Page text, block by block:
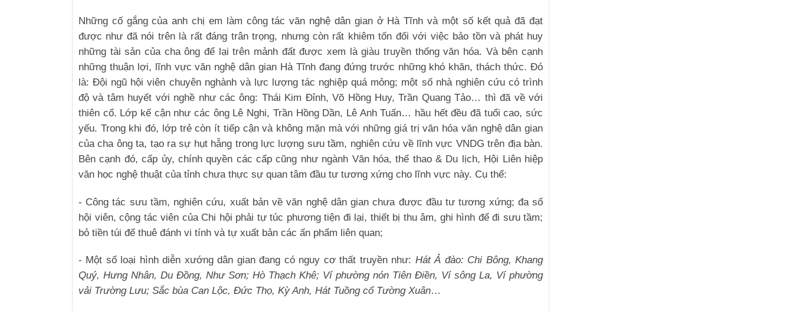
Những cố gắng của anh chị em làm công tác văn nghệ dân gian ở Hà Tĩnh và một số kết quả đã đạt
được như đã nói trên là rất đáng trân trọng, nhưng còn rất khiêm tốn đối với việc bảo tồn và phát huy
những tài sản của cha ông để lại trên mảnh đất được xem là giàu truyền thống văn hóa. Và bên cạnh
những thuận lợi, lĩnh vực văn nghệ dân gian Hà Tĩnh đang đứng trước những khó khăn, thách thức. Đó
là: Đội ngũ hội viên chuyên nghành và lực lượng tác nghiệp quá mỏng; một số nhà nghiên cứu có trình
độ và tâm huyết với nghề như các ông: Thái Kim Đỉnh, Võ Hồng Huy, Trần Quang Tảo… thì đã về với
thiên cổ. Lớp kế cận như các ông Lê Nghi, Trần Hồng Dần, Lê Anh Tuấn… hầu hết đều đã tuổi cao, sức
yếu. Trong khi đó, lớp trẻ còn ít tiếp cận và không mặn mà với những giá trị văn hóa văn nghệ dân gian
của cha ông ta, tạo ra sự hụt hẫng trong lực lượng sưu tầm, nghiên cứu về lĩnh vực VNDG trên địa bàn.
Bên cạnh đó, cấp ủy, chính quyền các cấp cũng như ngành Văn hóa, thể thao & Du lịch, Hội Liên hiệp
văn học nghệ thuật của tỉnh chưa thực sự quan tâm đầu tư tương xứng cho lĩnh vực này. Cụ thể:
- Công tác sưu tầm, nghiên cứu, xuất bản về văn nghệ dân gian chưa được đầu tư tương xứng; đa số
hội viên, cộng tác viên của Chi hội phải tự túc phương tiện đi lại, thiết bị thu âm, ghi hình để đi sưu tầm;
bỏ tiền túi để thuê đánh vi tính và tự xuất bản các ấn phẩm liên quan;
- Một số loại hình diễn xướng dân gian đang có nguy cơ thất truyền như: Hát Ả đào: Chi Bông, Khang
Quý, Hưng Nhân, Du Đồng, Như Sơn; Hò Thạch Khê; Ví phường nón Tiên Điền, Ví sông La, Ví phường
vải Trường Lưu; Sắc bùa Can Lộc, Đức Thọ, Kỳ Anh, Hát Tuồng cổ Tường Xuân…